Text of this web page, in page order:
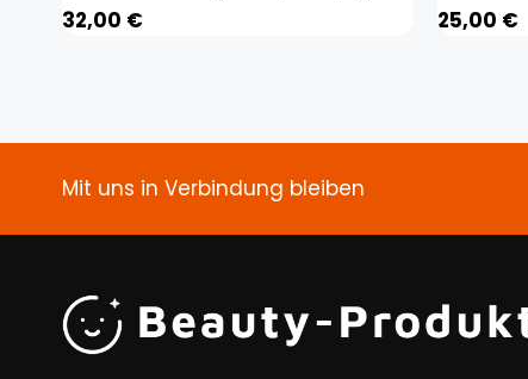
32,00 € 25,00 €
Mit uns in Verbindung bleiben